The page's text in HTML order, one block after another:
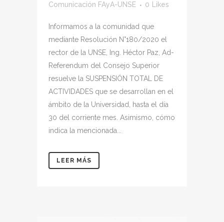
Comunicación FAyA-UNSE
0 Likes
Informamos a la comunidad que
mediante Resolución N°180/2020 el
rector de la UNSE, Ing. Héctor Paz, Ad-
Referendum del Consejo Superior
resuelve la SUSPENSIÓN TOTAL DE
ACTIVIDADES que se desarrollan en el
ámbito de la Universidad, hasta el día
30 del corriente mes. Asimismo, cómo
indica la mencionada...
LEER MÁS